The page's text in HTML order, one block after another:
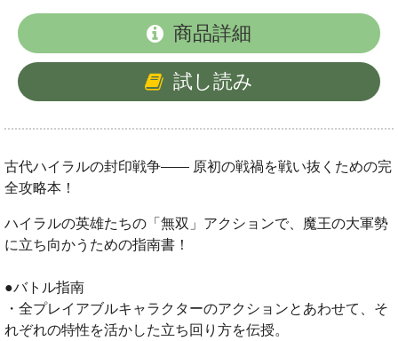
商品詳細
試し読み
古代ハイラルの封印戦争―― 原初の戦禍を戦い抜くための完
全攻略本！
ハイラルの英雄たちの「無双」アクションで、魔王の大軍勢
に立ち向かうための指南書！
●バトル指南
・全プレイアブルキャラクターのアクションとあわせて、そ
れぞれの特性を活かした立ち回り方を伝授。